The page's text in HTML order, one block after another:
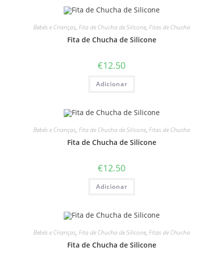
Bebés e Crianças, Fita de Chucha de Silicone, Fitas de Chucha
Fita de Chucha de Silicone
€12.50
Adicionar
Bebés e Crianças, Fita de Chucha de Silicone, Fitas de Chucha
Fita de Chucha de Silicone
€12.50
Adicionar
Bebés e Crianças, Fita de Chucha de Silicone, Fitas de Chucha
Fita de Chucha de Silicone